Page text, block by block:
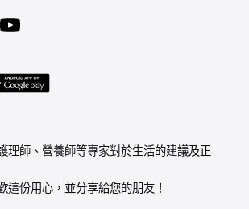
理師、營養師等專家對於生活的建議及正
這份用心，並分享給您的朋友！